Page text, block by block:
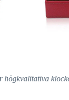
högkvalitativa